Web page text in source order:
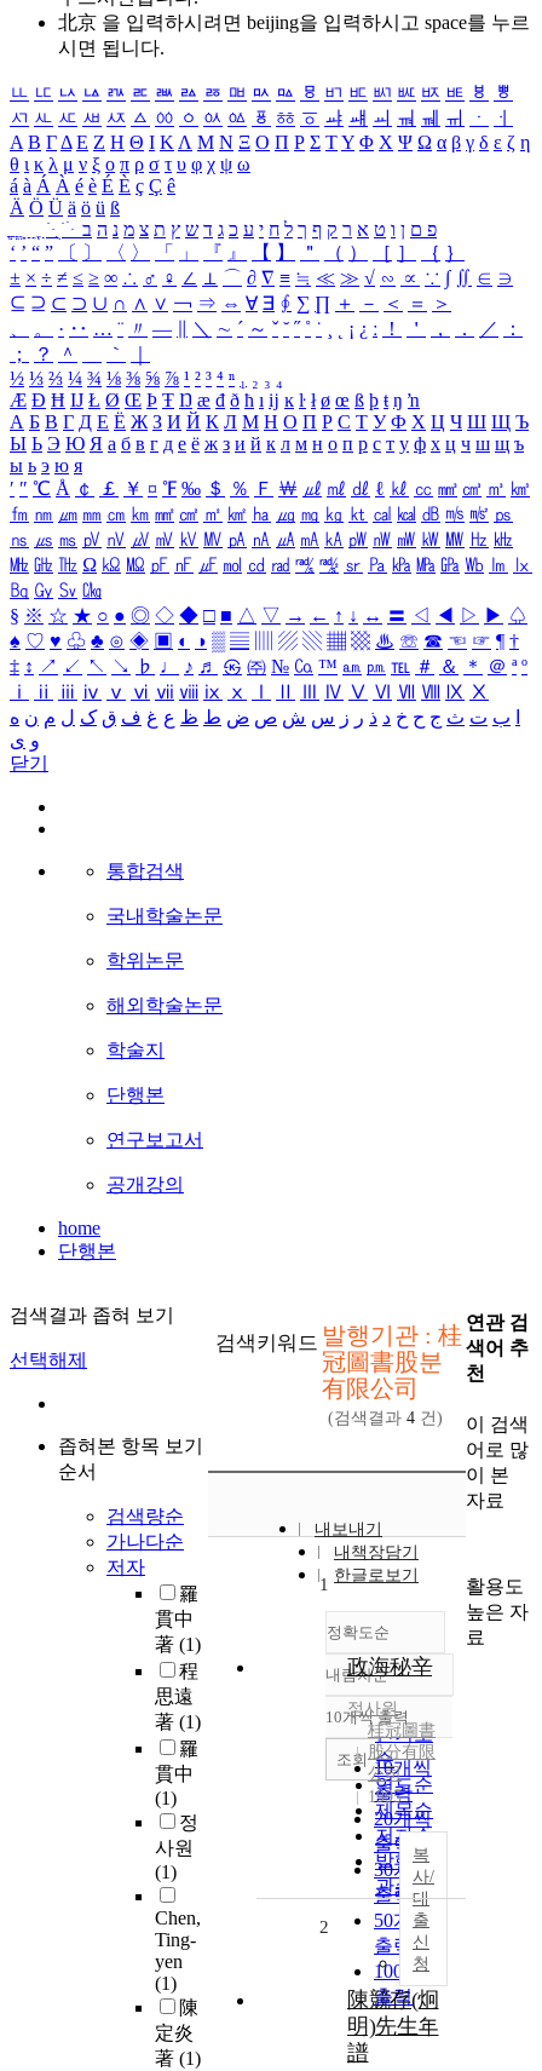
北京 을 입력하시려면 beijing을 입력하시고 space를 누르
시면 됩니다.
ㅥ ㅦ ㅧ ㅨ ㅩ ㅪ ㅫ ㅬ ㅭ ㅮ ㅯ ㅰ ㅱ ㅲ ㅳ ㅴ ㅵ ㅶ ㅷ ㅸ
ㅹ
ㅺ ㅻ ㅼ ㅽ ㅾ ㅿ ㆀ ㆁ ㆂ ㆃ ㆄ ㆅ ㆆ ㆇ ㆈ ㆉ ㆊ ㆋ ㆌ ㆍ
ㆎ
Α Β ΓΔ Ε Ζ Η Θ Ι ΚΛ Μ Ν Ξ Ο Π Ρ Σ ΤΥ Φ Χ Ψ Ω α β γ δ ε ζ η
θ ι κ λ μ ν ξ ο π ρ σ τ υ φ χ ψ ω
á à Á À é è É È ç Ç ê
Ä Ö Ü ä ö ü ß
ִֶֹ ֻּ ׁׂ פ ם ן ו ט א ר ק ף ך ל ח י ע כ ג ד ש ץ ת צ מ נ ה ב
‘ ’ “ ” 〔 〕 〈 〉 「 」 『 』 【 】 ＂ （ ） ［ ］ ｛ ｝
± × ÷ ≠ ≤ ≥ ∞ ∴ ♂ ♀ ∠ ⊥ ⌒ ∂ ∇ ≡ ≒ ≪ ≫ √ ∽ ∝ ∵ ∫ ∬ ∈ ∋
⊆ ⊇ ⊂ ⊃ ∪ ∩ ∧ ∨ ￢ ⇒ ⇔ ∀ ∃ ∮ ∑ ∏ ＋ － ＜ ＝
＞
、
。 · ‥ … ¨ 〃 ― ＼ ∼ ´ ～ ˇ ˘ ˝ ˚ ˙ ¸ ¡ ¿ ː ！ ＇ ， ． ／
：
；
？ ＾ ｀
½ ⅓ ⅔ ¼ ¾ ⅛ ⅜ ⅝ ⅞ ¹ ² ³ ⁴ ⁿ ₁ ₂ ₃ ₄
Æ Ð Ħ Ĳ Ł Ø Œ Þ Ŧ Ŋ æ đ ð ħ ı ĳ ĸ ŀ ł ø œ ß þ ŧ ŋ ŉ
А Б В Г Д Е Ё Ж З И Й К Л М Н О П Р С Т У Ф Х Ц Ч Ш Щ Ъ
Ы Ь Э Ю Я а б в г д е ё ж з и й к л м н о п р с т у ф х ц ч ш щ ъ
ы ь э ю я
′ ″ ℃ Å ￠ ￡ ￥ ¤ ℉ ‰ ＄ ％ Ｆ ￦ ㎕ ㎖ ㎗ ℓ ㎘ ㏄ ㎣ ㎤ ㎥ ㎦
㎙ ㎚ ㎛ ㎜ ㎝ ㎞ ㎟ ㎠ ㎡ ㎢ ㏊ ㎍ ㎎ ㎏ ㏏ ㎈ ㎉ ㏈ ㎧ ㎨ ㎰
㎱ ㎲ ㎳ ㎴ ㎵ ㎶ ㎷ ㎸ ㎹ ㎀ ㎁ ㎂ ㎃ ㎄ ㎺ ㎻ ㎽ ㎾ ㎿ ㎐ ㎑
㎒ ㎓ ㎔ Ω ㏀ ㏁ ㎊ ㎋ ㎌ ㏖ ㏅ ㎭ ㎮ ㎯ ㏛ ㎩ ㎪ ㎫ ㎬ ㏝ ㏐
㏓
㏃ ㏉ ㏜ ㏆
§ ※ ☆ ★ ○ ● ◎ ◇ ◆ □ ■ △ ▽ → ← ↑ ↓ ↔ 〓 ◁ ◀ ▷ ▶ ♤
♠ ♡ ♥ ♧ ♣ ⊙ ◈ ▣ ◐ ◑ ▒ ▤ ▨ ▧ ▦ ▩ ♨ ☏ ☎ ☜ ☞ ¶ †
‡ ↕ ↗ ↙ ↖ ↘ ♭ ♩ ♪ ♬ ㉿ ㈜ № ㏇ ™ ㏂ ㏘ ℡ ＃ ＆ ＊ ＠ ª º
ⅰ
ⅱ ⅲ ⅳ ⅴ ⅵ ⅶ ⅷ ⅸ ⅹ Ⅳ Ⅴ Ⅵ Ⅶ Ⅷ Ⅸ Ⅹ
ب ت ث ج ح خ د ذ ر ز س ش ص ض ط ظ ع غ ف ق ک ل م ن ه
و ی
닫기
통합검색
국내학술논문
학위논문
해외학술논문
학술지
단행본
연구보고서
공개강의
home
단행본
검색결과 좁혀 보기
선택해제
좁혀본 항목 보기
순서
검색량순
가나다순
저자
羅
貫中
著 (1)
程
思遠
著 (1)
羅
貫中
(1)
정
사원
(1)
Chen,
Ting-
yen
(1)
陳
定炎
著 (1)
검색키워드 발행기관 : 桂
冠圖書股분
有限公司
(검색결과 4 건)
내보내기
내책장담기
한글로보기
정확도순
정확도
순
인기도
순
연도순
제목순
저자순
발행기
관순
내림차순
내림차순
10개씩 출력
10개씩
출력
20개씩
출력
30개씩
출력
50개씩
출력
100개씩
출력
조회
1
政海秘辛
정사원
桂冠圖書
股分有限
公司
1995
복
사/
대
출
신
청
2
陳競存(炯
明)先生年
譜
연관 검
색어 추
천
이 검색
어로 많
이 본
자료
활용도
높은 자
료